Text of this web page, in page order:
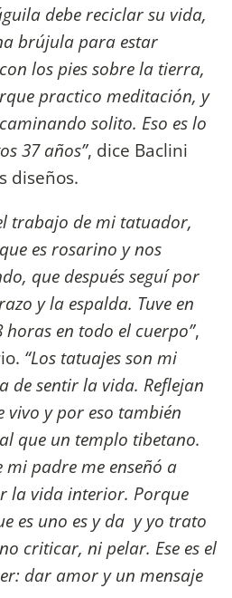
debe reciclar su vida,
brújula para estar
los pies sobre la tierra,
practico meditación, y
solito. Eso es lo
37 años”, dice Baclini
diseños.
trabajo de mi tatuador,
es rosarino y nos
que después seguí por
y la espalda. Tuve en
horas en todo el cuerpo”,
“Los tatuajes son mi
sentir la vida. Reflejan
y por eso también
que un templo tibetano.
mi padre me enseñó a
la vida interior. Porque
es uno es y da y yo trato
criticar, ni pelar. Ese es el
dar amor y un mensaje